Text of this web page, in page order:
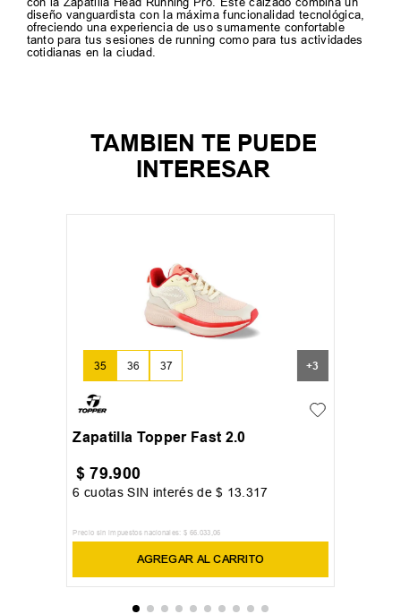
diseño vanguardista con la máxima funcionalidad tecnológica,
ofreciendo una experiencia de uso sumamente confortable
tanto para tus sesiones de running como para tus actividades
cotidianas en la ciudad.
TAMBIEN TE PUEDE
INTERESAR
35 36 37 +3
Zapatilla Topper Fast 2.0
$ 79.900
6 cuotas SIN interés de$ 13 317
Precio sin impuestos nacionales: $ 66 033 06
AGREGAR AL CARRITO